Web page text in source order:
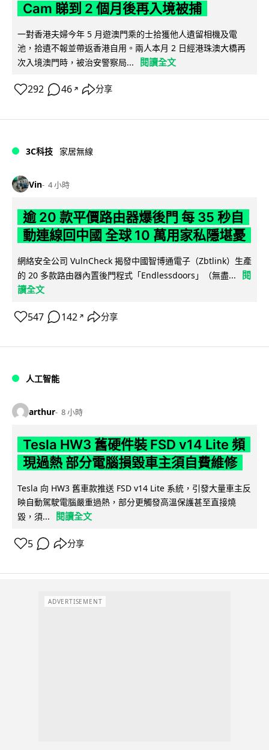
Cam 睇到 2 個月後再入境被捕
一對香港夫婦今年 5 月遊澳門乘的士拾獲他人遺留相機及電
池，拾遺不報並帶返香港自用。兩人本月 2 日經港珠澳大橋再
次入境澳門時，被治安警察局...
閱讀全文
292 46 ↗ 分享
3C科技 家居無線
Vin 4 小時
逾 20 款平價路由器爆後門 每 35 秒自
動連線回中國 全球 10 萬用家私隱堪憂
網絡安全公司 VulnCheck 揭發中國智博通電子（Zbtlink）生產
的 20 多款路由器內置後門程式「Endlessdoors」（無盡...
閱
讀全文
547 142 ↗ 分享
人工智能
arthur 8 小時
Tesla HW3 舊硬件裝 FSD v14 Lite 頻
現過熱 部分電腦損毀車主須自費維修
Tesla 向 HW3 舊車款推送 FSD v14 Lite 系統，引發大量車主反
映自動駕駛電腦嚴重過熱，部分更觸發高溫保護甚至直接燒
毀，須...
閱讀全文
5 分享
ADVERTISEMENT